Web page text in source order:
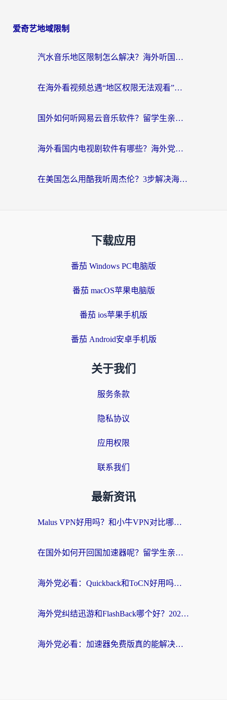
爱奇艺地域限制
汽水音乐地区限制怎么解决？海外听国内音乐的实用指南来了
在海外看视频总遇“地区权限无法观看”？这篇攻略帮你轻松解锁国内影视动漫
国外如何听网易云音乐软件？留学生亲测有效的回国加速方案
海外看国内电视剧软件有哪些？海外党专属追剧指南来了
在美国怎么用酷我听周杰伦？3步解决海外听歌地域限制，附QQ音乐网易云通用技巧
下载应用
番茄 Windows PC电脑版
番茄 macOS苹果电脑版
番茄 ios苹果手机版
番茄 Android安卓手机版
关于我们
服务条款
隐私协议
应用权限
联系我们
最新资讯
Malus VPN好用吗？和小牛VPN对比哪个回国效果更好？海外党亲测实用指南
在国外如何开回国加速器呢？留学生亲测的无缝访问国内资源指南
海外党必看：Quickback和ToCN好用吗？3分钟选对回国加速器的实用指南
海外党纠结迅游和FlashBack哪个好？2026实用指南教你选对回国加速器
海外党必看：加速器免费版真的能解决回国访问难题吗？附实用选择指南